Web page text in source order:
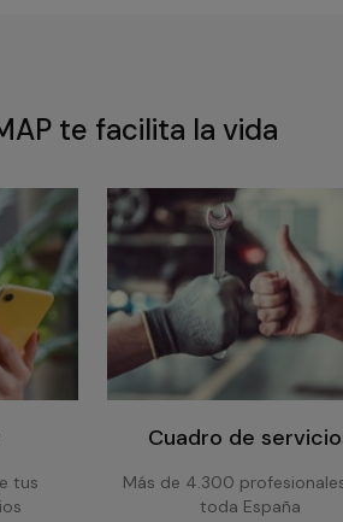
te facilita la vida
tus
Cuadro de
Más de 4.300
toda España